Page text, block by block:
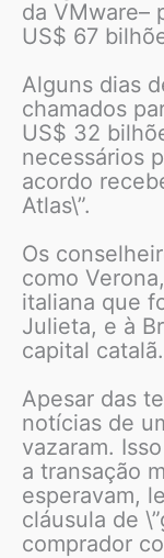
da VMware–
US$ 67
Alguns dias
chamados
US$ 32
necessários
acordo
Atlas\”.
Os
como
italiana que
Julieta, e à
capital catalã.
Apesar das
notícias de
vazaram.
a transação
esperavam,
cláusula de
comprador